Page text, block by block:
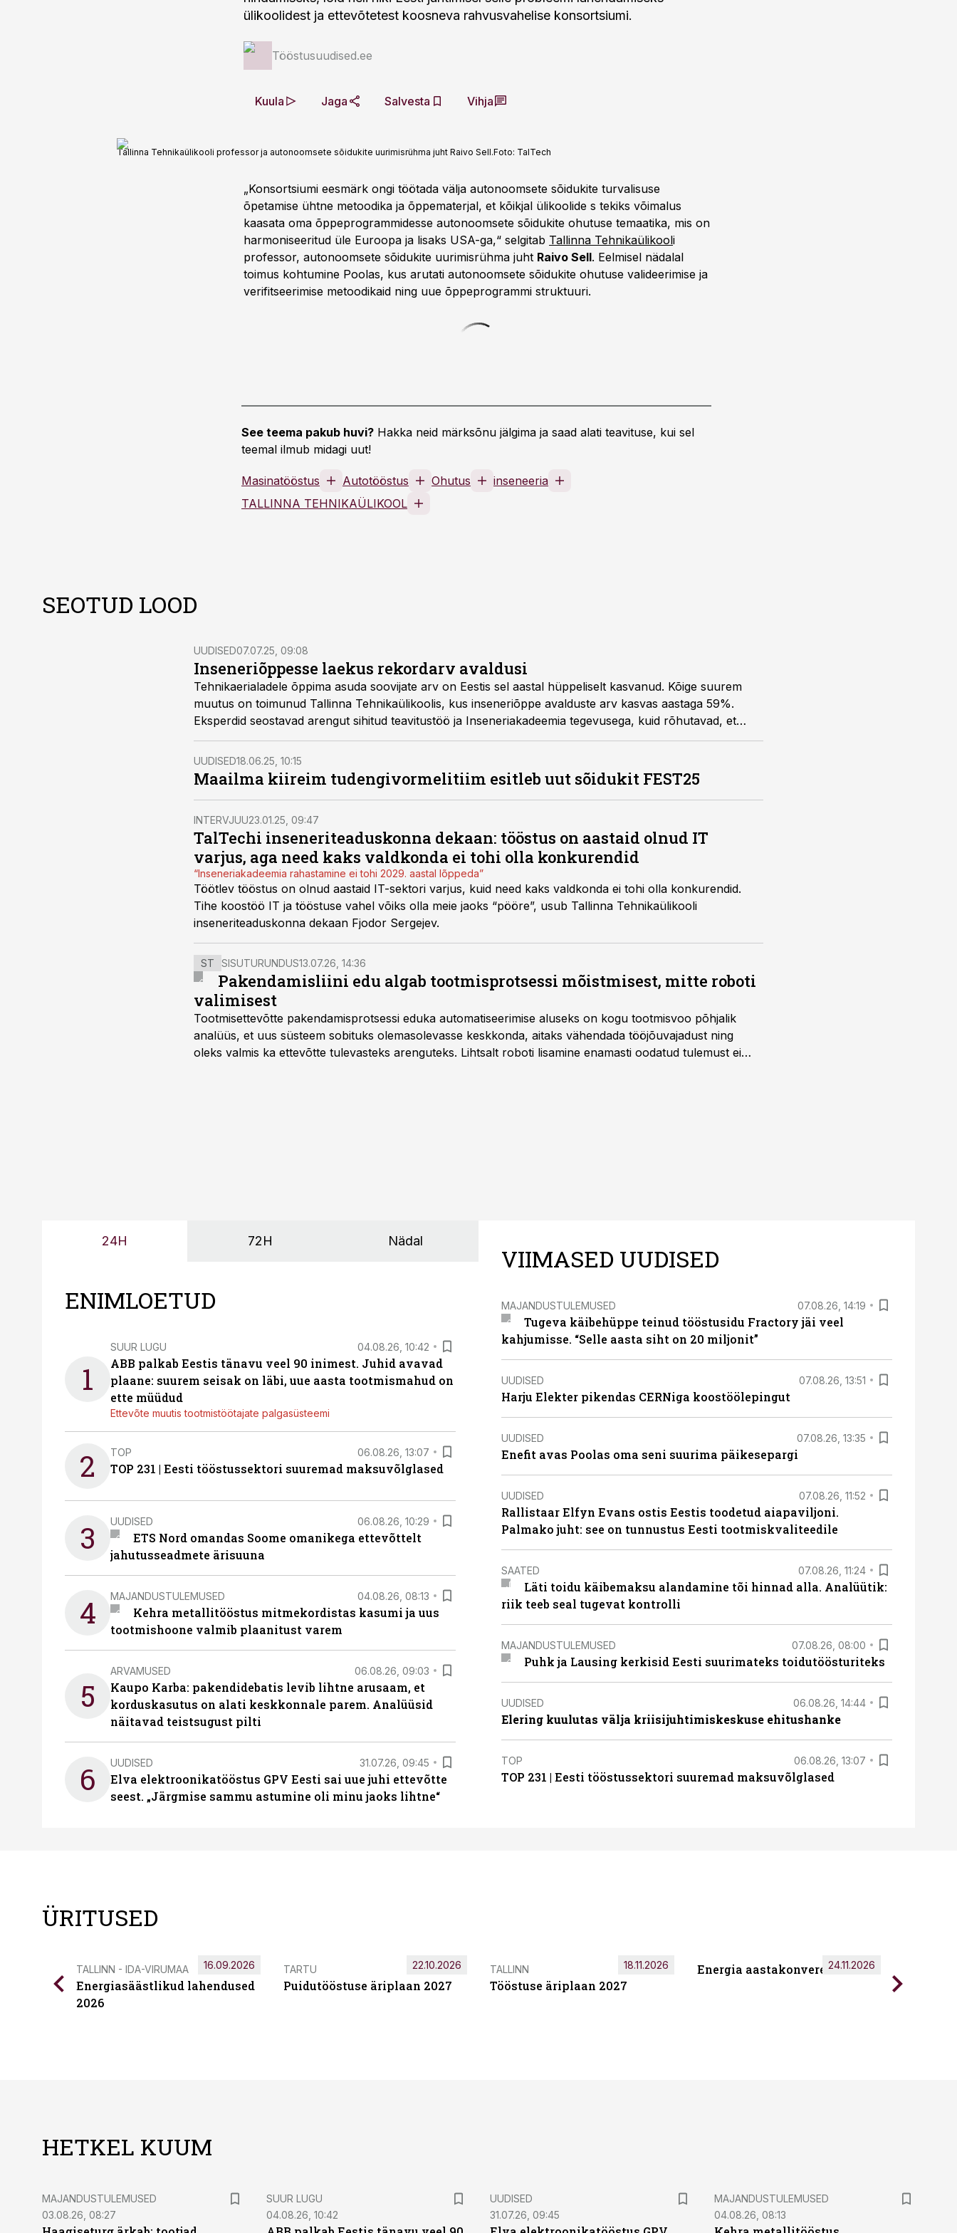
ülikoolidest ja ettevõtetest koosneva rahvusvahelise konsortsiumi.
Tööstusuudised.ee
Kuula Jaga Salvesta Vihja
Tallinna Tehnikaülikooli professor ja autonoomsete sõidukite uurimisrühma juht Raivo Sell.Foto: TalTech
„Konsortsiumi eesmärk ongi töötada välja autonoomsete sõidukite turvalisuse
õpetamise ühtne metoodika ja õppematerjal, et kõikjal ülikoolide s tekiks võimalus
kaasata oma õppeprogrammidesse autonoomsete sõidukite ohutuse temaatika, mis on
harmoniseeritud üle Euroopa ja lisaks USA-ga,“ selgitab Tallinna Tehnikaülikooli
professor, autonoomsete sõidukite uurimisrühma juht Raivo Sell. Eelmisel nädalal
toimus kohtumine Poolas, kus arutati autonoomsete sõidukite ohutuse valideerimise ja
verifitseerimise metoodikaid ning uue õppeprogrammi struktuuri.
See teema pakub huvi? Hakka neid märksõnu jälgima ja saad alati teavituse, kui sel
teemal ilmub midagi uut!
Masinatööstus Autotööstus Ohutus
inseneeria
TALLINNA TEHNIKAÜLIKOOL
SEOTUD LOOD
UUDISED07.07.25, 09:08
Inseneriõppesse laekus rekordarv avaldusi
Tehnikaerialadele õppima asuda soovijate arv on Eestis sel aastal hüppeliselt kasvanud. Kõige suurem
muutus on toimunud Tallinna Tehnikaülikoolis, kus inseneriõppe avalduste arv kasvas aastaga 59%.
Eksperdid seostavad arengut sihitud teavitustöö ja Inseneriakadeemia tegevusega, kuid rõhutavad, et
kasvav huvi toob kaasa ka uusi kohustusi haridussüsteemile.
UUDISED18.06.25, 10:15
Maailma kiireim tudengivormelitiim esitleb uut sõidukit FEST25
INTERVJUU23.01.25, 09:47
TalTechi inseneriteaduskonna dekaan: tööstus on aastaid olnud IT
varjus, aga need kaks valdkonda ei tohi olla konkurendid
“Inseneriakadeemia rahastamine ei tohi 2029. aastal lõppeda”
Töötlev tööstus on olnud aastaid IT-sektori varjus, kuid need kaks valdkonda ei tohi olla konkurendid.
Tihe koostöö IT ja tööstuse vahel võiks olla meie jaoks “pööre”, usub Tallinna Tehnikaülikooli
inseneriteaduskonna dekaan Fjodor Sergejev.
ST SISUTURUNDUS13.07.26, 14:36
Pakendamisliini edu algab tootmisprotsessi mõistmisest, mitte roboti
valimisest
Tootmisettevõtte pakendamisprotsessi eduka automatiseerimise aluseks on kogu tootmisvoo põhjalik
analüüs, et uus süsteem sobituks olemasolevasse keskkonda, aitaks vähendada tööjõuvajadust ning
oleks valmis ka ettevõtte tulevasteks arenguteks. Lihtsalt roboti lisamine enamasti oodatud tulemust ei
24H 72H Nädal
ENIMLOETUD
1
SUUR LUGU 04.08.26, 10:42
ABB palkab Eestis tänavu veel 90 inimest. Juhid avavad
plaane: suurem seisak on läbi, uue aasta tootmismahud on
ette müüdud
Ettevõte muutis tootmistöötajate palgasüsteemi
2 TOP 06.08.26, 13:07
TOP 231 | Eesti tööstussektori suuremad maksuvõlglased
3 UUDISED 06.08.26, 10:29
ETS Nord omandas Soome omanikega ettevõttelt
jahutusseadmete ärisuuna
4 MAJANDUSTULEMUSED 04.08.26, 08:13
Kehra metallitööstus mitmekordistas kasumi ja uus
tootmishoone valmib plaanitust varem
5
ARVAMUSED 06.08.26, 09:03
Kaupo Karba: pakendidebatis levib lihtne arusaam, et
korduskasutus on alati keskkonnale parem. Analüüsid
näitavad teistsugust pilti
6 UUDISED 31.07.26, 09:45
Elva elektroonikatööstus GPV Eesti sai uue juhi ettevõtte
seest. „Järgmise sammu astumine oli minu jaoks lihtne“
VIIMASED UUDISED
MAJANDUSTULEMUSED 07.08.26, 14:19
Tugeva käibehüppe teinud tööstusidu Fractory jäi veel
kahjumisse. “Selle aasta siht on 20 miljonit”
UUDISED 07.08.26, 13:51
Harju Elekter pikendas CERNiga koostöölepingut
UUDISED 07.08.26, 13:35
Enefit avas Poolas oma seni suurima päikesepargi
UUDISED 07.08.26, 11:52
Rallistaar Elfyn Evans ostis Eestis toodetud aiapaviljoni.
Palmako juht: see on tunnustus Eesti tootmiskvaliteedile
SAATED 07.08.26, 11:24
Läti toidu käibemaksu alandamine tõi hinnad alla. Analüütik:
riik teeb seal tugevat kontrolli
MAJANDUSTULEMUSED 07.08.26, 08:00
Puhk ja Lausing kerkisid Eesti suurimateks toidutöösturiteks
UUDISED 06.08.26, 14:44
Elering kuulutas välja kriisijuhtimiskeskuse ehitushanke
TOP 06.08.26, 13:07
TOP 231 | Eesti tööstussektori suuremad maksuvõlglased
ÜRITUSED
TALLINN - IDA-VIRUMAA
Energiasäästlikud lahendused
2026
16.09.2026 TARTU
Puidutööstuse äriplaan 2027
22.10.2026 TALLINN
Tööstuse äriplaan 2027
18.11.2026 Energia aastakonverents 2026
24.11.2026
HETKEL KUUM
MAJANDUSTULEMUSED
03.08.26, 08:27
SUUR LUGU
04.08.26, 10:42
UUDISED
31.07.26, 09:45
MAJANDUSTULEMUSED
04.08.26, 08:13